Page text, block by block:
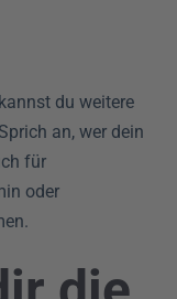
du weitere
an, wer dein
für
oder